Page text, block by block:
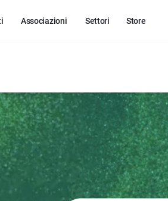
Associazioni Settori Store